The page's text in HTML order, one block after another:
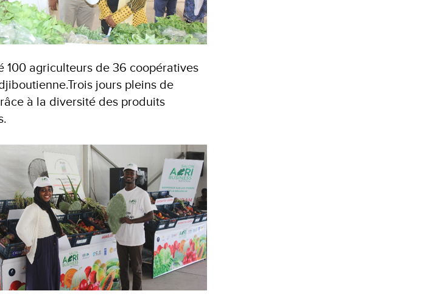
100 agriculteurs de 36 coopératives
jours pleins de
à la diversité des produits